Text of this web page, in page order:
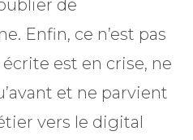
de
Enfin, ce n’est pas
est en crise, ne
et ne parvient
vers le digital